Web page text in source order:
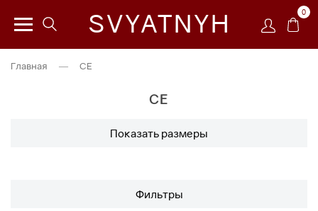
SVYATNYH 0
Главная — CE
CE
Показать размеры
Фильтры